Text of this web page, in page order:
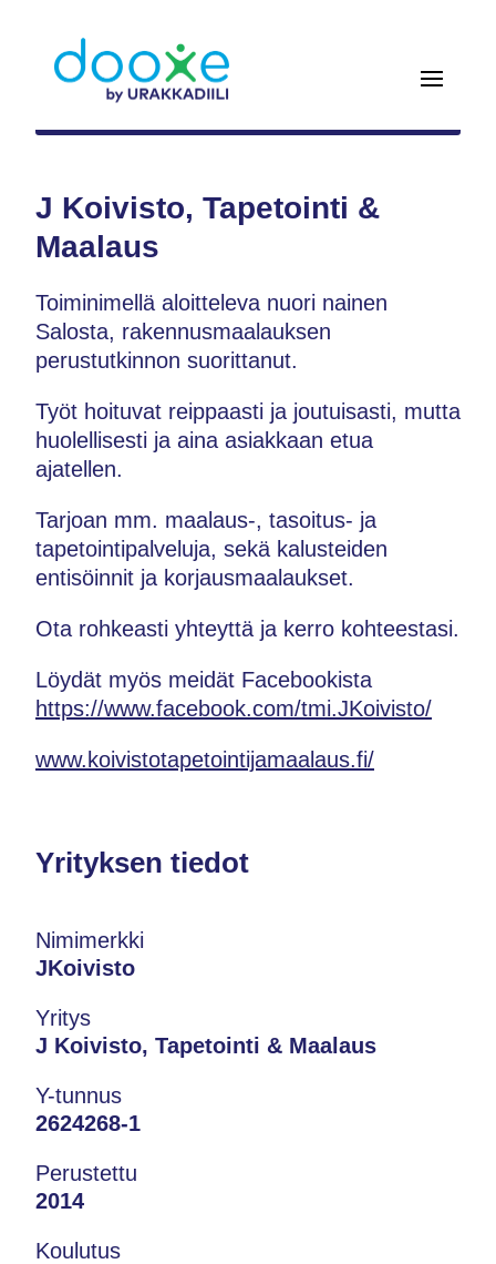
J Koivisto, Tapetointi &
Maalaus
Toiminimellä aloitteleva nuori nainen
Salosta, rakennusmaalauksen
perustutkinnon suorittanut.
Työt hoituvat reippaasti ja joutuisasti, mutta
huolellisesti ja aina asiakkaan etua
ajatellen.
Tarjoan mm. maalaus-, tasoitus- ja
tapetointipalveluja, sekä kalusteiden
entisöinnit ja korjausmaalaukset.
Ota rohkeasti yhteyttä ja kerro kohteestasi.
Löydät myös meidät Facebookista
https://www.facebook.com/tmi.JKoivisto/
www.koivistotapetointijamaalaus.fi/
Yrityksen tiedot
Nimimerkki
JKoivisto
Yritys
J Koivisto, Tapetointi & Maalaus
Y-tunnus
2624268-1
Perustettu
2014
Koulutus